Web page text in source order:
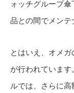
ォッチグループ
品との間でメンテ
とはいえ、オメ
が行われていま
ルでは、さらに高